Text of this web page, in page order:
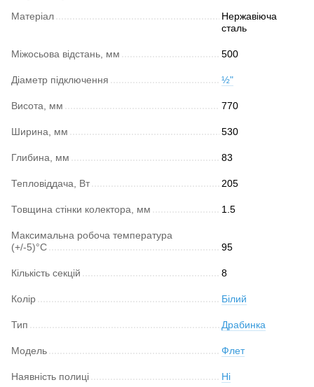
Матеріал
Нержавіюча
сталь
Міжосьова відстань, мм 500
Діаметр підключення ½"
Висота, мм 770
Ширина, мм 530
Глибина, мм 83
Тепловіддача, Вт 205
Товщина стінки колектора, мм 1.5
Максимальна робоча температура
(+/-5)°C
95
Кількість секцій 8
Колір Білий
Тип Драбинка
Модель Флет
Наявність полиці Ні